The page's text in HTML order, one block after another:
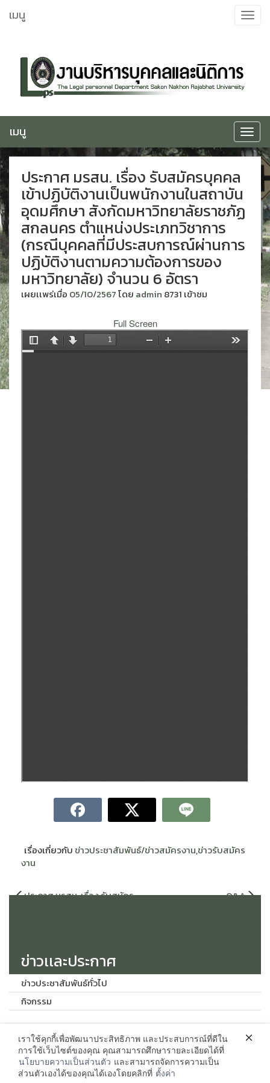
ไป
Toggle
เมนู
Toggle
เมนู
ประกาศ มรสน. เรื่อง รับสมัครบุคคล
เข้าปฏิบัติงานเป็นพนักงานในสถาบัน
อุดมศึกษา สังกัดมหาวิทยาลัยราชภัฏ
สกลนคร ตำแหน่งประเภทวิชาการ
(กรณีบุคคลที่มีประสบการณ์ผ่านการ
ปฏิบัติงานตามความต้องการของ
มหาวิทยาลัย) จำนวน 6 อัตรา
เผยเเพร่เมื่อ 05/10/2567โดย admin 8731 เข้าชม
Full Screen
เรื่องเกี่ยวกับ ข่าวประชาสัมพันธ์/ข่าวสมัครงาน,ข่าวรับสมัคร
งาน
แนะแนว
ประกาศ มรสน. เรื่อง รับสมัคร
Q&A
ข่าวเเละประกาศ
ข่าวประชาสัมพันธ์ทั่วไป
กิจกรรม
ติดต่อ
งานบริหารบุคคลและนิติการ กองกลาง สำนักงานอธิการบดี มหาวิทยาลัย
ราชภัฏสกลนคร เลขที่ 680 ถนนนิตโย ต. ธาตุเชิงชุม อำเภอเมือง จังหวัด
เราใช้คุกกี้เพื่อพัฒนาประสิทธิภาพ และประสบการณ์ที่ดีใน
การใช้เว็บไซต์ของคุณ คุณสามารถศึกษารายละเอียดได้ที่
นโยบายความเป็นส่วนตัว และสามารถจัดการความเป็น
ส่วนตัวเองได้ของคุณได้เองโดยคลิกที่ ตั้งค่า